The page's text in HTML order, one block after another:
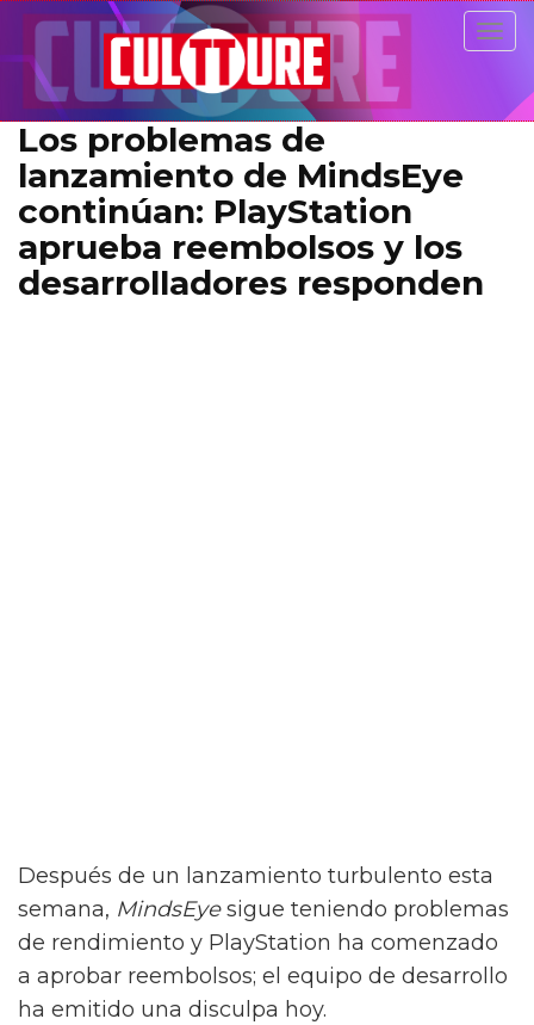
Los problemas de
lanzamiento de MindsEye
continúan: PlayStation
aprueba reembolsos y los
desarrolladores responden
Después de un lanzamiento turbulento esta
semana, MindsEyesigue teniendo problemas
de rendimiento y PlayStation ha comenzado
a aprobar reembolsos; el equipo de desarrollo
ha emitido una disculpa hoy.